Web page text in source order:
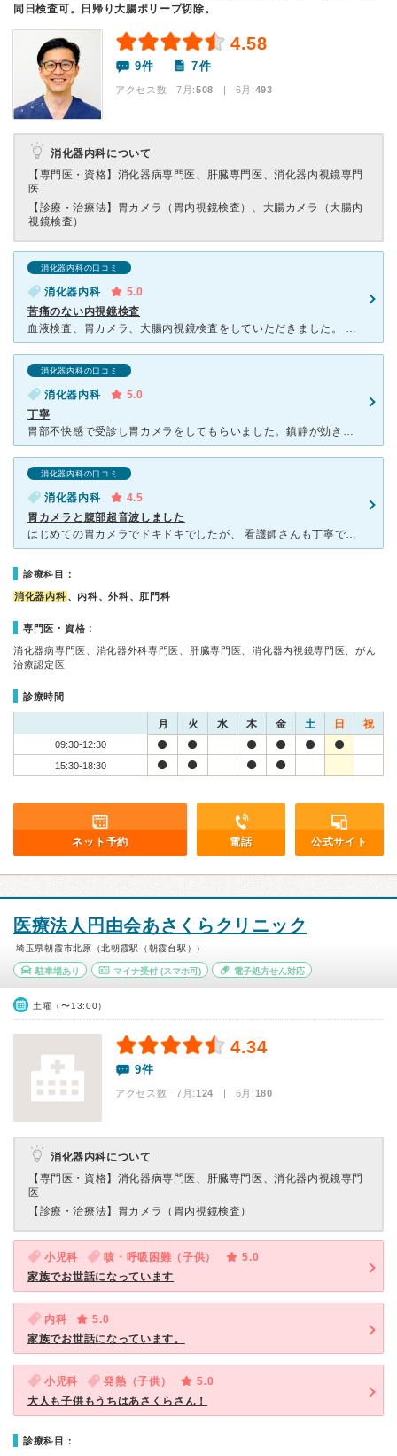
同日検査可。日帰り大腸ポリープ切除。
4.58
9件 7件
アクセス数 7月:508 | 6月:493
消化器内科について
【専門医・資格】 消化器病専門医、肝臓専門医、消化器内視鏡専門
医
【診療・治療法】 胃カメラ（胃内視鏡検査）、大腸カメラ（大腸内
視鏡検査）
消化器内科の口コミ
消化器内科
5.0
苦痛のない内視鏡検査
血液検査、胃カメラ、大腸内視鏡検査をしていただきました。 以前、他医院で大腸内視鏡をした時は痛くて大変だったので緊張していたのですが、こちらでは苦痛を感じずに受けることができました。 胃カメラ
消化器内科の口コミ
消化器内科
5.0
丁寧
胃部不快感で受診し胃カメラをしてもらいました。鎮静が効きすぎてしばらく帰れなくなってしまったとき良くなるまでそっと休ませてもらえました。何度も声かけしてもらって、気にしなくていいよなど優しく気遣えても
消化器内科の口コミ
消化器内科
4.5
胃カメラと腹部超音波しました
はじめての胃カメラでドキドキでしたが、 看護師さんも丁寧で緊張はしましたが不安はなかったです！ 鎮静剤使ったけど効きが遅かったのかちょっとおえっとなりしたが、バリウムに比べたらだいぶマシでした
診療科目：
消化器内科 、内科、外科、肛門科
専門医・資格：
消化器病専門医、消化器外科専門医、肝臓専門医、消化器内視鏡専門医、がん
治療認定医
診療時間
月 火 水 木 金 土 日 祝
09:30-12:30
15:30-18:30
ネット予約 電話 公式サイト
医療法人円由会あさくらクリニック
埼玉県朝霞市北原（北朝霞駅（朝霞台駅））
駐車場あり マイナ受付(スマホ可) 電子処方せん対応
土曜（〜13:00）
4.34
9件
アクセス数 7月:124 | 6月:180
消化器内科について
【専門医・資格】 消化器病専門医、肝臓専門医、消化器内視鏡専門
医
【診療・治療法】 胃カメラ（胃内視鏡検査）
小児科 咳・呼吸困難（子供）
5.0
家族でお世話になっています
内科
5.0
家族でお世話になっています。
小児科 発熱（子供）
5.0
大人も子供もうちはあさくらさん！
診療科目：